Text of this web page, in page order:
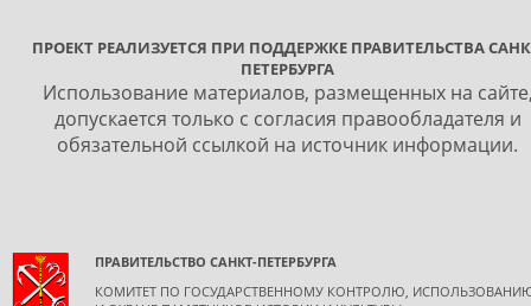
ПРОЕКТ РЕАЛИЗУЕТСЯ ПРИ ПОДДЕРЖКЕ ПРАВИТЕЛЬСТВА
ПЕТЕРБУРГА
Использование материалов, размещенных на
допускается только с согласия правообладателя и
обязательной ссылкой на источник информации.
ПРАВИТЕЛЬСТВО САНКТ-ПЕТЕРБУРГА
КОМИТЕТ ПО ГОСУДАРСТВЕННОМУ КОНТРОЛЮ,